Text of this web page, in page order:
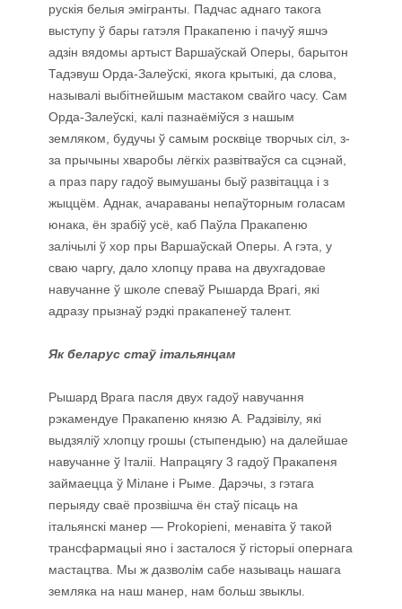
рускія белыя эмігранты. Падчас аднаго такога
выступу ў бары гатэля Пракапеню і пачуў яшчэ
адзін вядомы артыст Варшаўскай Оперы, барытон
Тадэвуш Орда-Залеўскі, якога крытыкі, да слова,
называлі выбітнейшым мастаком свайго часу. Сам
Орда-Залеўскі, калі пазнаёміўся з нашым
земляком, будучы ў самым росквіце творчых сіл, з-
за прычыны хваробы лёгкіх развітваўся са сцэнай,
а праз пару гадоў вымушаны быў развітацца і з
жыццём. Аднак, ачараваны непаўторным голасам
юнака, ён зрабіў усё, каб Паўла Пракапеню
залічылі ў хор пры Варшаўскай Оперы. А гэта, у
сваю чаргу, дало хлопцу права на двухгадовае
навучанне ў школе спеваў Рышарда Врагі, які
адразу прызнаў рэдкі пракапенеў талент.
Як беларус стаў італьянцам
Рышард Врага пасля двух гадоў навучання
рэкамендуе Пракапеню князю А. Радзівілу, які
выдзяліў хлопцу грошы (стыпендыю) на далейшае
навучанне ў Італіі. Напрацягу 3 гадоў Пракапеня
займаецца ў Мілане і Рыме. Дарэчы, з гэтага
перыяду сваё прозвішча ён стаў пісаць на
італьянскі манер — Prokopieni, менавіта ў такой
трансфармацыі яно і засталося ў гісторыі опернага
мастацтва. Мы ж дазволім сабе называць нашага
земляка на наш манер, нам больш звыклы.